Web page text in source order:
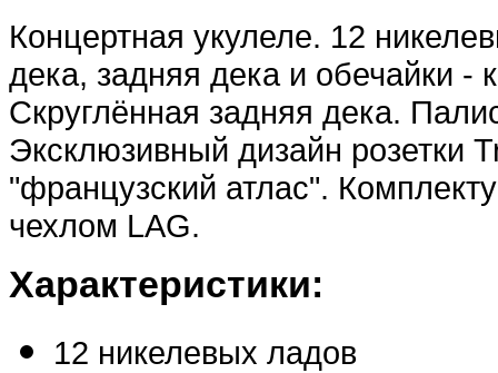
Концертная укулеле. 12
дека, задняя дека и обечайки -
Скруглённая задняя дека.
Эксклюзивный дизайн розетки
"французский атлас".
чехлом LAG.
Характеристики:
12 никелевых ладов